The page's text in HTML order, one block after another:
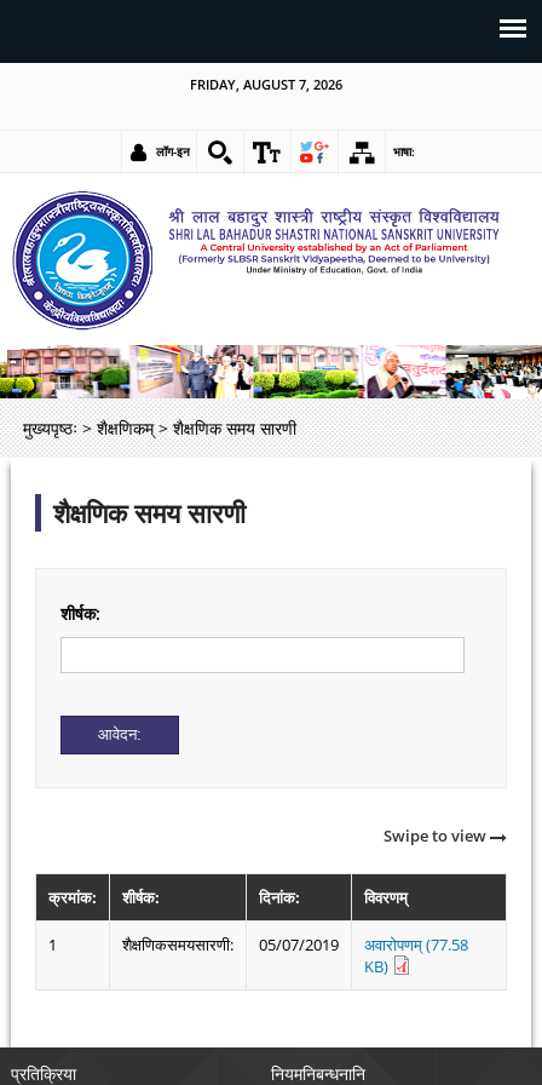
FRIDAY, AUGUST 7, 2026
लॉग-इन भाषा:
मुख्यपृष्ठः > शैक्षणिकम् > शैक्षणिक समय सारणी
शैक्षणिक समय सारणी
शीर्षक:
Swipe to view
क्रमांक: शीर्षक: दिनांक: विवरणम्
1 शैक्षणिकसमयसारणी: 05/07/2019
अवारोपणम् (77.58
KB)
प्रतिक्रिया नियमनिबन्धनानि